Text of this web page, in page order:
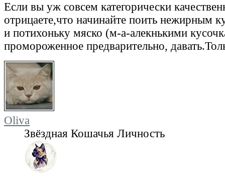
Если вы уж совсем категорически
отрицаете,что начинайте поить нежирным
и потихоньку мяско (м-а-алекнькими
промороженное предварительно,
Oliva
Звёздная Кошачья Личность